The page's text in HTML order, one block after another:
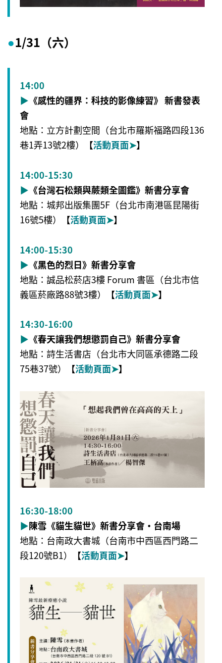
●1/31（六）
14:00
▶ 《感性的疆界：科技的影像練習》 新書發表
會
地點：立方計劃空間（台北市羅斯福路四段136
巷1弄13號2樓）
【活動頁面➤】
14:00-15:30
▶ 《台灣石松類與蕨類全圖鑑》新書分享會
地點：城邦出版集團5F（台北市南港區昆陽街
16號5樓）
【活動頁面➤】
14:00-15:30
▶ 《黑色的烈日》新書分享會
地點：誠品松菸店3樓 Forum 書區（台北市信
義區菸廠路88號3樓）
【活動頁面➤】
14:30-16:00
▶ 《春天讓我們想懲罰自己》新書分享會
地點：詩生活書店（台北市大同區承德路二段
75巷37號）
【活動頁面➤】
16:30-18:00
▶陳雪《貓生貓世》新書分享會・台南場
地點：台南政大書城（台南市中西區西門路二
段120號B1）
【活動頁面➤】